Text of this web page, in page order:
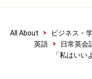
All About > ビジネス・
英語
> 日常英会
「私はいい